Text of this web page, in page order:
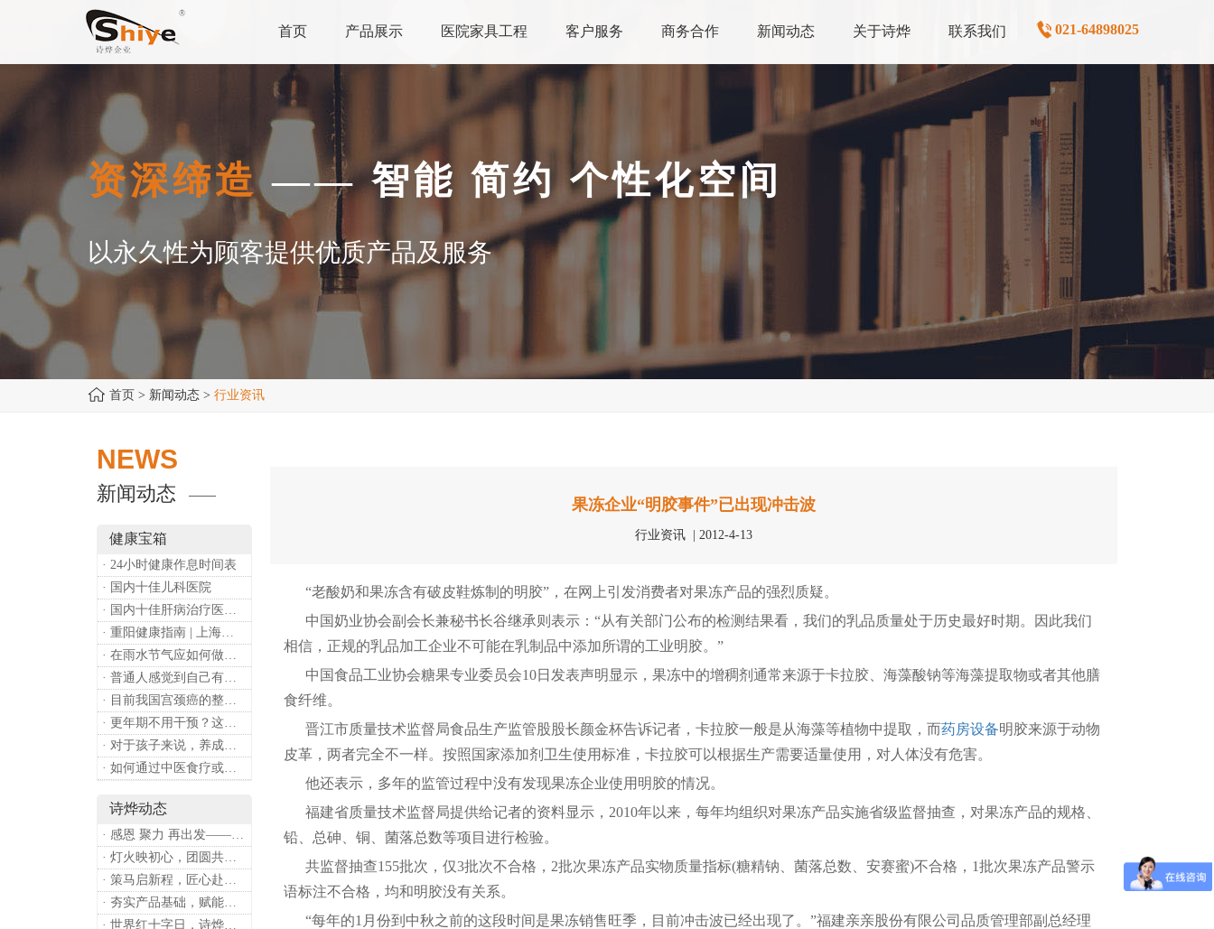
首页 产品展示 医院家具工程 客户服务 商务合作 新闻动态 关于诗烨 联系我们 021-64898025
资深缔造—— 智能 简约 个性化空间
以永久性为顾客提供优质产品及服务
首页 > 新闻动态 > 行业资讯
NEWS
新闻动态
健康宝箱
· 24小时健康作息时间表
· 国内十佳儿科医院
· 国内十佳肝病治疗医院排行
· 重阳健康指南 | 上海诗烨：秋养正当时，这份健康小贴士请收好​
· 在雨水节气应如何做好健康保健？
· 普通人感觉到自己有心理问题，有哪些方式可以来帮助缓解？
· 目前我国宫颈癌的整体流行情况和防治形势如何？
· 更年期不用干预？这是个误会
· 对于孩子来说，养成哪些好习惯能够预防近视？
· 如何通过中医食疗或穴位按摩等方式来祛湿健脾？
诗烨动态
· 感恩 聚力 再出发——上海诗烨企业发展有限公司成立20周年庆典
· 灯火映初心，团圆共安康 —— 诗烨恭祝大家元宵喜乐
· 策马启新程，匠心赴华章——诗烨开工大吉
· 夯实产品基础，赋能专业服务——上海诗烨办公椅产品基础知识培训圆满开展
· 世界红十字日，诗烨向全体红十字人致以最诚挚的节日祝福
果冻企业“明胶事件”已出现冲击波
行业资讯 | 2012-4-13
“老酸奶和果冻含有破皮鞋炼制的明胶”，在网上引发消费者对果冻产品的强烈质疑。
中国奶业协会副会长兼秘书长谷继承则表示：“从有关部门公布的检测结果看，我们的乳品质量处于历史最好时期。因此我们
相信，正规的乳品加工企业不可能在乳制品中添加所谓的工业明胶。”
中国食品工业协会糖果专业委员会10日发表声明显示，果冻中的增稠剂通常来源于卡拉胶、海藻酸钠等海藻提取物或者其他膳
食纤维。
晋江市质量技术监督局食品生产监管股股长颜金杯告诉记者，卡拉胶一般是从海藻等植物中提取，而药房设备明胶来源于动物
皮革，两者完全不一样。按照国家添加剂卫生使用标准，卡拉胶可以根据生产需要适量使用，对人体没有危害。
他还表示，多年的监管过程中没有发现果冻企业使用明胶的情况。
福建省质量技术监督局提供给记者的资料显示，2010年以来，每年均组织对果冻产品实施省级监督抽查，对果冻产品的规格、
铅、总砷、铜、菌落总数等项目进行检验。
共监督抽查155批次，仅3批次不合格，2批次果冻产品实物质量指标(糖精钠、菌落总数、安赛蜜)不合格，1批次果冻产品警示
语标注不合格，均和明胶没有关系。
“每年的1月份到中秋之前的这段时间是果冻销售旺季，目前冲击波已经出现了。”福建亲亲股份有限公司品质管理部副总经理